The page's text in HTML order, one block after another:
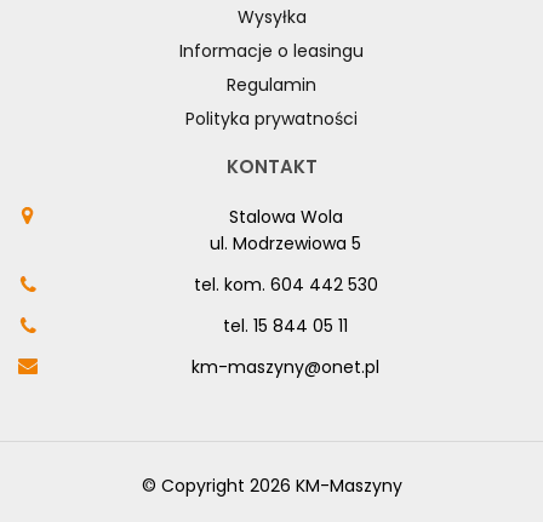
Wysyłka
Informacje o leasingu
Regulamin
Polityka prywatności
KONTAKT
Stalowa Wola
ul. Modrzewiowa 5
tel. kom. 604 442 530
tel. 15 844 05 11
km-maszyny@onet.pl
© Copyright 2026 KM-Maszyny